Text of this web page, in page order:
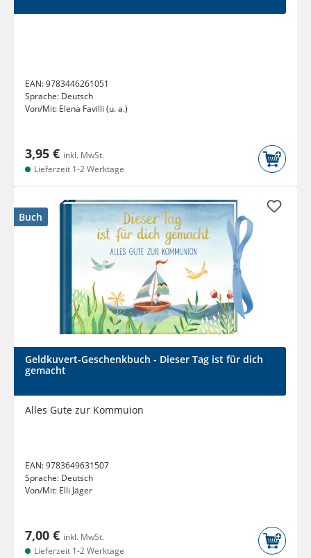
EAN:9783446261051
Sprache: Deutsch
Von/Mit: Elena Favilli (u. a.)
3,95 € inkl. MwSt.
Lieferzeit 1-2 Werktage
Buch
Geldkuvert-Geschenkbuch - Dieser Tag ist für dich
gemacht
Alles Gute zur Kommuion
EAN:9783649631507
Sprache: Deutsch
Von/Mit: Elli Jäger
7,00 € inkl. MwSt.
Lieferzeit 1-2 Werktage